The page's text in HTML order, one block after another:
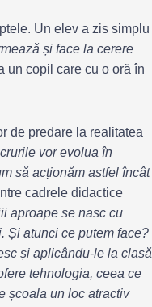
Un elev a zis simplu
și face la cerere
un copil care cu o oră în
de predare la realitatea
vor evolua în
să acționăm astfel încât
cadrele didactice
aproape se nasc cu
Și atunci ce putem face?
și aplicându-le la clasă
tehnologia, ceea ce
școala un loc atractiv